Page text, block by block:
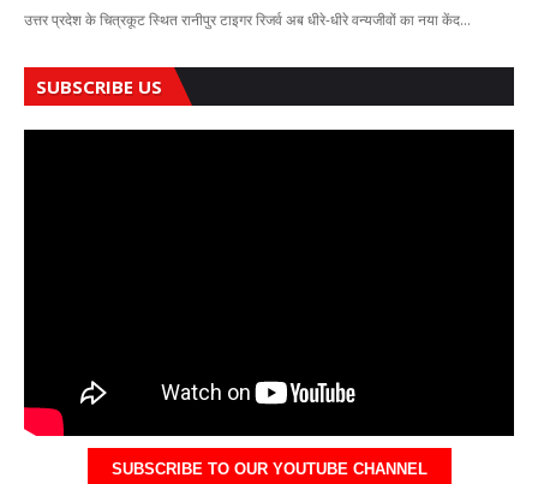
उत्तर प्रदेश के चित्रकूट स्थित रानीपुर टाइगर रिजर्व अब धीरे-धीरे वन्यजीवों का नया केंद…
SUBSCRIBE US
SUBSCRIBE TO OUR YOUTUBE CHANNEL